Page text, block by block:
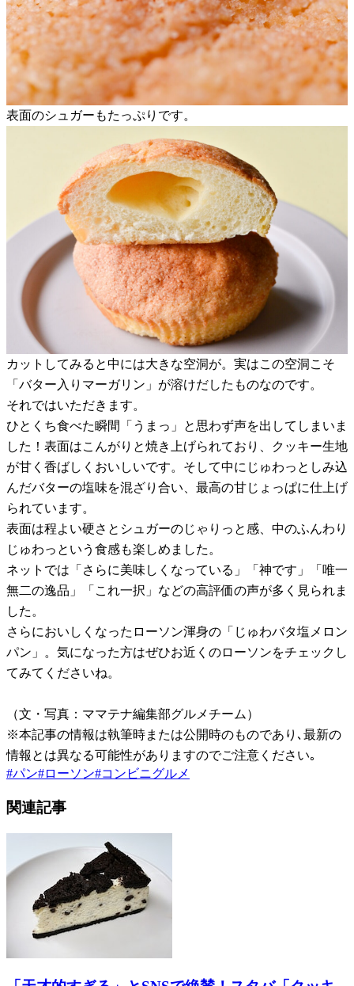
表面のシュガーもたっぷりです。
カットしてみると中には大きな空洞が。実はこの空洞こそ
「バター入りマーガリン」が溶けだしたものなのです。
それではいただきます。
ひとくち食べた瞬間「うまっ」と思わず声を出してしまいま
した！表面はこんがりと焼き上げられており、クッキー生地
が甘く香ばしくおいしいです。そして中にじゅわっとしみ込
んだバターの塩味を混ざり合い、最高の甘じょっぱに仕上げ
られています。
表面は程よい硬さとシュガーのじゃりっと感、中のふんわり
じゅわっという食感も楽しめました。
ネットでは「さらに美味しくなっている」「神です」「唯一
無二の逸品」「これ一択」などの高評価の声が多く見られま
した。
さらにおいしくなったローソン渾身の「じゅわバタ塩メロン
パン」。気になった方はぜひお近くのローソンをチェックし
てみてくださいね。
（文・写真：ママテナ編集部グルメチーム）
※本記事の情報は執筆時または公開時のものであり､最新の
情報とは異なる可能性がありますのでご注意ください｡
#パン#ローソン#コンビニグルメ
関連記事